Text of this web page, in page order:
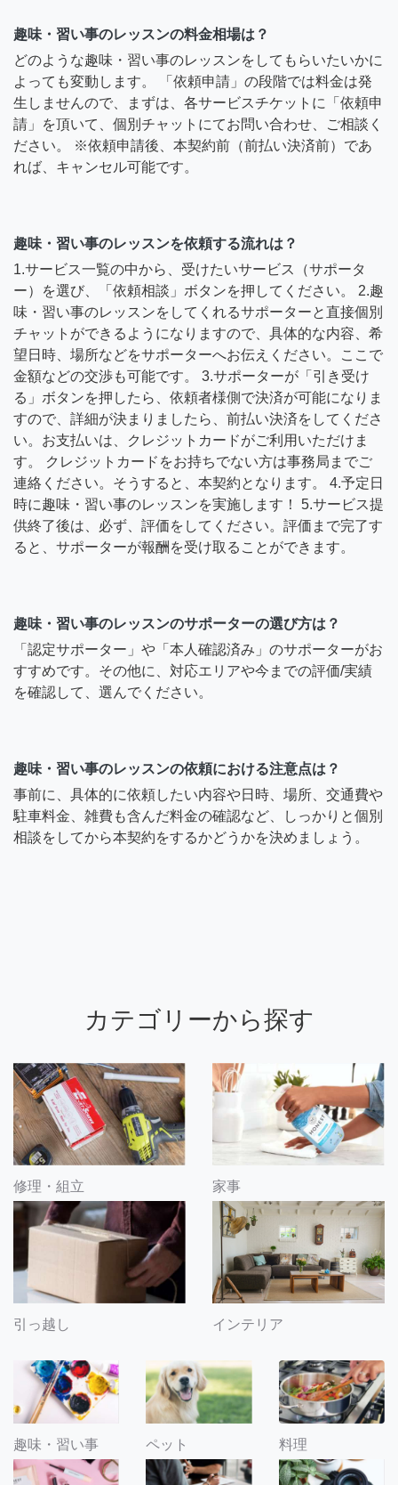
趣味・習い事のレッスンの料金相場は？
どのような趣味・習い事のレッスンをしてもらいたいかに
よっても変動します。 「依頼申請」の段階では料金は発
生しませんので、まずは、各サービスチケットに「依頼申
請」を頂いて、個別チャットにてお問い合わせ、ご相談く
ださい。 ※依頼申請後、本契約前（前払い決済前）であ
れば、キャンセル可能です。
趣味・習い事のレッスンを依頼する流れは？
1.サービス一覧の中から、受けたいサービス（サポータ
ー）を選び、「依頼相談」ボタンを押してください。 2.趣
味・習い事のレッスンをしてくれるサポーターと直接個別
チャットができるようになりますので、具体的な内容、希
望日時、場所などをサポーターへお伝えください。ここで
金額などの交渉も可能です。 3.サポーターが「引き受け
る」ボタンを押したら、依頼者様側で決済が可能になりま
すので、詳細が決まりましたら、前払い決済をしてくださ
い。お支払いは、クレジットカードがご利用いただけま
す。 クレジットカードをお持ちでない方は事務局までご
連絡ください。そうすると、本契約となります。 4.予定日
時に趣味・習い事のレッスンを実施します！ 5.サービス提
供終了後は、必ず、評価をしてください。評価まで完了す
ると、サポーターが報酬を受け取ることができます。
趣味・習い事のレッスンのサポーターの選び方は？
「認定サポーター」や「本人確認済み」のサポーターがお
すすめです。その他に、対応エリアや今までの評価/実績
を確認して、選んでください。
趣味・習い事のレッスンの依頼における注意点は？
事前に、具体的に依頼したい内容や日時、場所、交通費や
駐車料金、雑費も含んだ料金の確認など、しっかりと個別
相談をしてから本契約をするかどうかを決めましょう。
カテゴリーから探す
修理・組立 家事
引っ越し インテリア
趣味・習い事 ペット 料理